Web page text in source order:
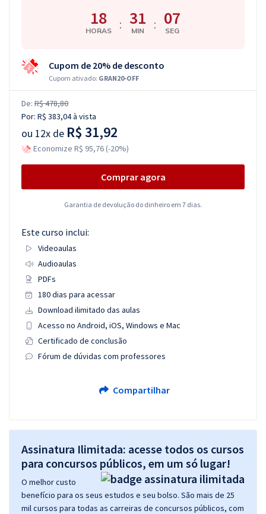
18
HORAS : 31
MIN : 06
SEG
Cupom de 20% de desconto
Cupom ativado: GRAN20-OFF
De: R$ 478,80
Por: R$ 383,04à vista
ou 12x de R$ 31,92
Economize R$ 95,76 (-20%)
Comprar agora
Garantia de devolução do dinheiro em 7 dias.
Este curso inclui:
Videoaulas
Audioaulas
PDFs
180 dias para acessar
Download ilimitado das aulas
Acesso no Android, iOS, Windows e Mac
Certificado de conclusão
Fórum de dúvidas com professores
Compartilhar
Assinatura Ilimitada: acesse todos os cursos
para concursos públicos, em um só lugar!
O melhor custo
benefício para os seus estudos e seu bolso. São mais de 25
mil cursos para todas as carreiras de concursos públicos, com